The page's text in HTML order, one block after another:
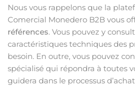
Nous vous rappelons que la
Comercial Monedero B2B vous
références. Vous pouvez y
caractéristiques techniques des
besoin. En outre, vous pouvez
spécialisé qui répondra à toutes
guidera dans le processus